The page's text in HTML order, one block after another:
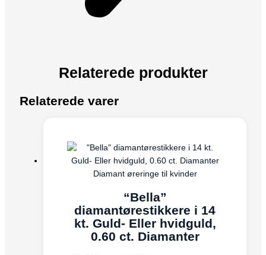
Relaterede produkter
Relaterede varer
Diamant øreringe til kvinder
“Bella”
diamantørestikkere i 14
kt. Guld- Eller hvidguld,
0.60 ct. Diamanter